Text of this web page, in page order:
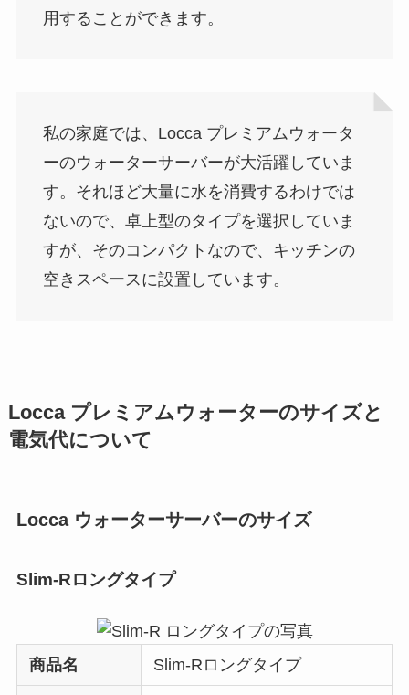
用することができます。
私の家庭では、Locca プレミアムウォータ
ーのウォーターサーバーが大活躍していま
す。それほど大量に水を消費するわけでは
ないので、卓上型のタイプを選択していま
すが、そのコンパクトなので、キッチンの
空きスペースに設置しています。
Locca プレミアムウォーターのサイズと
電気代について
Locca ウォーターサーバーのサイズ
Slim-Rロングタイプ
商品名 Slim-Rロングタイプ